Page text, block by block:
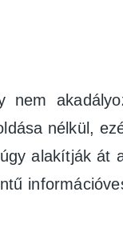
nélkül,
alakítják